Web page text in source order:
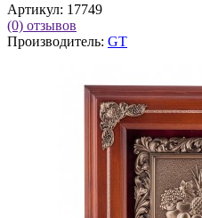
Артикул: 17749
(0) отзывов
Производитель: GT